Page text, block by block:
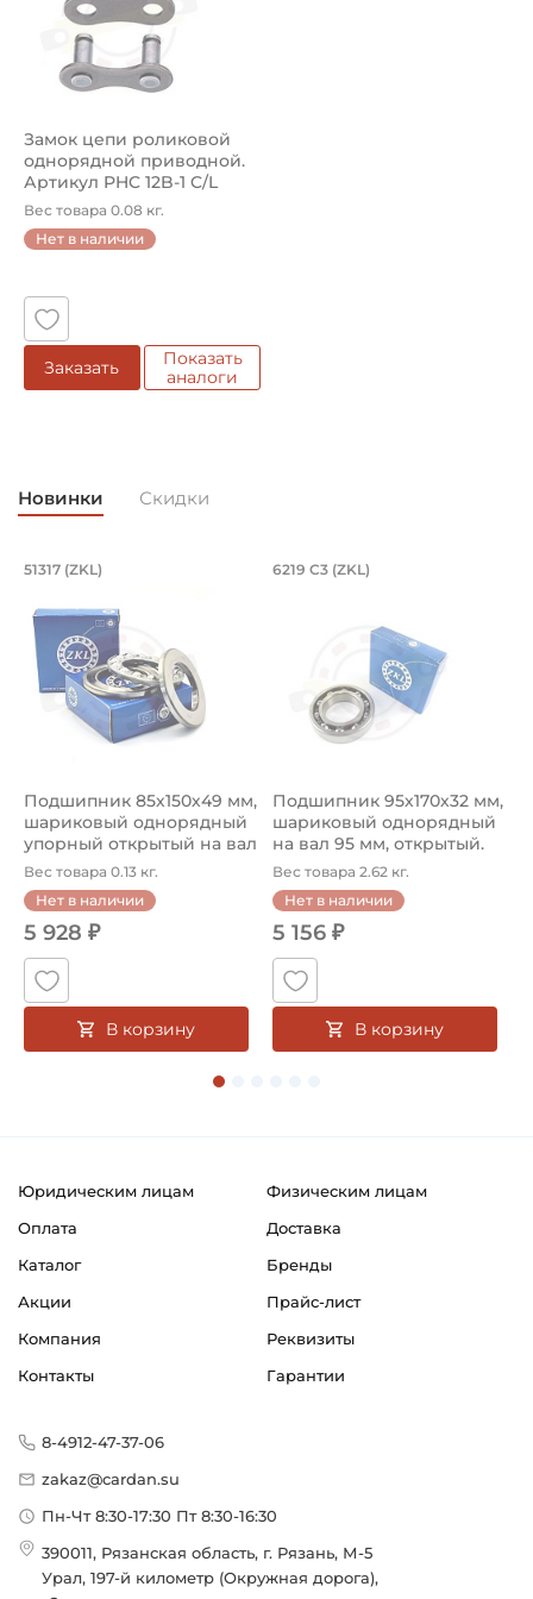
Классификация завода - производителя:
Цепь роликовая европейского стандарта ISO
Страна происхождения:
Замок цепи роликовой
однорядной приводной.
Артикул PHC 12B-1 C/L
(SKF)
Вес товара 0.08 кг.
Нет в наличии
Заказать
Показать
аналоги
Новинки Скидки
Подшипник 85х150х49 мм,
51317 (ZKL)
Подшипник 85х150х49 мм,
шариковый однорядный
упорный открытый на вал
85...
Вес товара 0.13 кг.
Нет в наличии
5 928 ₽
В корзину
Подшипник
6219 C3 (ZKL)
Подшипник 95х170х32 мм,
шариковый однорядный
на вал 95 мм, открытый.
Ар...
Вес товара 2.62 кг.
Нет в наличии
5 156 ₽
В корзину
Юридическим лицам
Физическим лицам
Оплата
Доставка
Каталог
Бренды
Акции
Прайс-лист
Компания
Реквизиты
Контакты
Гарантии
8-4912-47-37-06
zakaz@cardan.su
Пн-Чт 8:30-17:30 Пт 8:30-16:30
390011, Рязанская область, г. Рязань, М-5
Урал, 197-й километр (Окружная дорога),